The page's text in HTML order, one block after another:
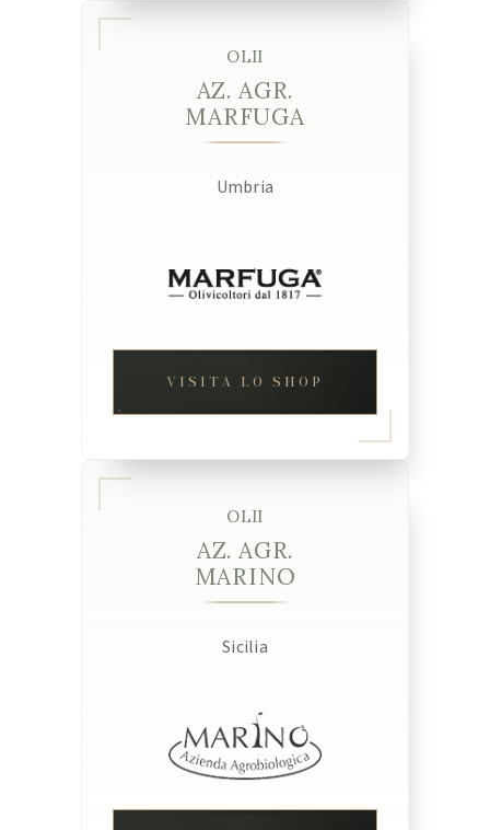
OLII
AZ. AGR.
MARFUGA
Umbria
VISITA LO SHOP
OLII
AZ. AGR.
MARINO
Sicilia